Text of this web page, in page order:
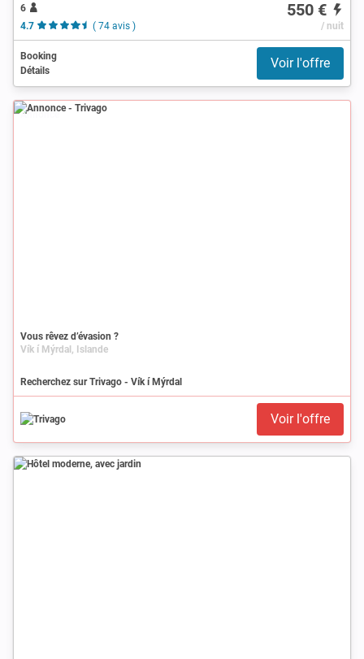
6
4.7
( 74 avis )
550 €
/ nuit
Booking
Détails
Voir l'offre
Annonce
Vous rêvez d’évasion ?
Vík í Mýrdal, Islande
Recherchez sur Trivago - Vík í Mýrdal
Voir l'offre